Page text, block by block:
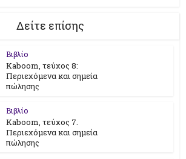
Δείτε επίσης
Βιβλίο
Kaboom, τεύχος 8:
Περιεχόμενα και σημεία
πώλησης
Βιβλίο
Kaboom, τεύχος 7.
Περιεχόμενα και σημεία
πώλησης